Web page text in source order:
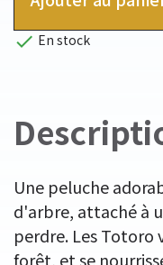
 En stock
Une peluche
d'arbre, attaché à
perdre. Les Totoro
forêt, et se